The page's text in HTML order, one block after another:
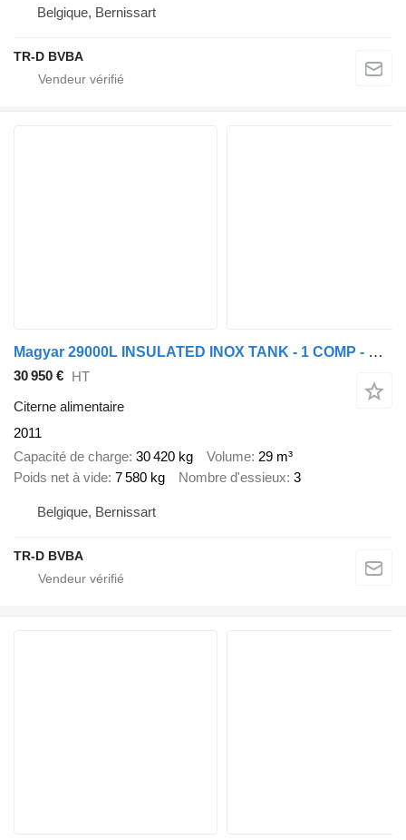
Belgique, Bernissart
TR-D BVBA
Magyar 29000L INSULATED INOX TANK - 1 COMP - PUMP
30 950 € HT
Citerne alimentaire
2011
Capacité de charge 30 420 kg Volume 29 m³
Poids net à vide 7 580 kg Nombre d'essieux 3
Belgique, Bernissart
TR-D BVBA